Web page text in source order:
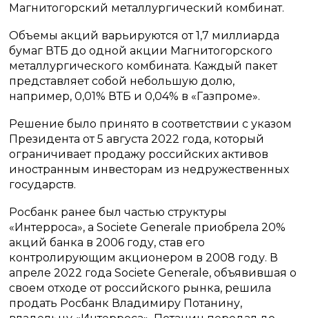
Магнитогорский металлургический комбинат.
Объемы акций варьируются от 1,7 миллиарда
бумаг ВТБ до одной акции Магнитогорского
металлургического комбината. Каждый пакет
представляет собой небольшую долю,
например, 0,01% ВТБ и 0,04% в «Газпроме».
Решение было принято в соответствии с указом
Президента от 5 августа 2022 года, который
ограничивает продажу российских активов
иностранным инвесторам из недружественных
государств.
Росбанк ранее был частью структуры
«Интерроса», а Societe Generale приобрела 20%
акций банка в 2006 году, став его
контролирующим акционером в 2008 году. В
апреле 2022 года Societe Generale, объявившая о
своем отходе от российского рынка, решила
продать Росбанк Владимиру Потанину,